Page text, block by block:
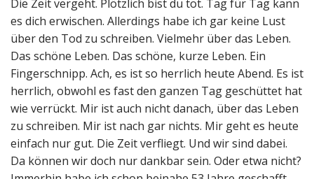
Die Zeit vergeht. Plötzlich bist du tot. Tag für Tag kann
es dich erwischen. Allerdings habe ich gar keine Lust
über den Tod zu schreiben. Vielmehr über das Leben.
Das schöne Leben. Das schöne, kurze Leben. Ein
Fingerschnipp. Ach, es ist so herrlich heute Abend. Es ist
herrlich, obwohl es fast den ganzen Tag geschüttet hat
wie verrückt. Mir ist auch nicht danach, über das Leben
zu schreiben. Mir ist nach gar nichts. Mir geht es heute
einfach nur gut. Die Zeit verfliegt. Und wir sind dabei.
Da können wir doch nur dankbar sein. Oder etwa nicht?